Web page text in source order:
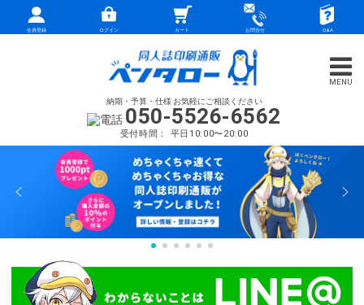
会員登録 ログイン カート お問合せ Q&A
納期・予算・仕様 お気軽にご相談ください
050-5526-6562
受付時間： 平日10:00〜20:00